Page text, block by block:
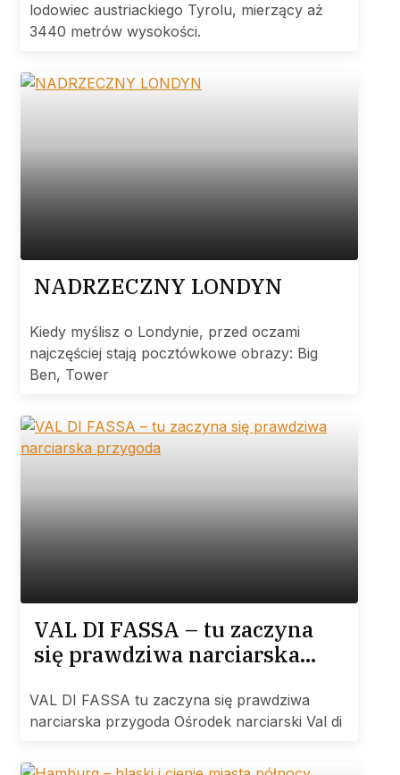
lodowiec austriackiego Tyrolu, mierzący aż
3440 metrów wysokości.
NADRZECZNY LONDYN
Kiedy myślisz o Londynie, przed oczami
najczęściej stają pocztówkowe obrazy: Big
Ben, Tower
VAL DI FASSA – tu zaczyna
się prawdziwa narciarska
VAL DI FASSA tu zaczyna się prawdziwa
narciarska przygoda Ośrodek narciarski Val di